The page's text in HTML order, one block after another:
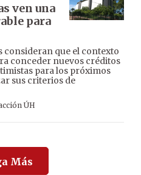
ven una
para
consideran que el contexto
conceder nuevos créditos
para los próximos
sus criterios de
ÚH
Más